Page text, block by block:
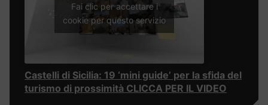
Fai clic per accettare i
cookie per questo servizio
Castelli di Sicilia: 19 ‘mini guide’ per la sfida del
turismo di prossimità CLICCA PER IL VIDEO